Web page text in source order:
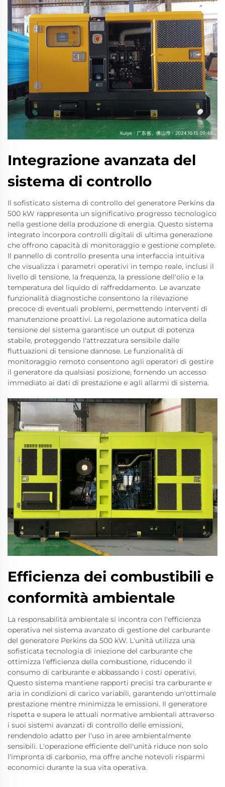
Integrazione avanzata del
sistema di controllo
Il sofisticato sistema di controllo del generatore Perkins da
500 kW rappresenta un significativo progresso tecnologico
nella gestione della produzione di energia. Questo sistema
integrato incorpora controlli digitali di ultima generazione
che offrono capacità di monitoraggio e gestione complete.
Il pannello di controllo presenta una interfaccia intuitiva
che visualizza i parametri operativi in tempo reale, inclusi il
livello di tensione, la frequenza, la pressione dell'olio e la
temperatura del liquido di raffreddamento. Le avanzate
funzionalità diagnostiche consentono la rilevazione
precoce di eventuali problemi, permettendo interventi di
manutenzione proattivi. La regolazione automatica della
tensione del sistema garantisce un output di potenza
stabile, proteggendo l'attrezzatura sensibile dalle
fluttuazioni di tensione dannose. Le funzionalità di
monitoraggio remoto consentono agli operatori di gestire
il generatore da qualsiasi posizione, fornendo un accesso
immediato ai dati di prestazione e agli allarmi di sistema.
Efficienza dei combustibili e
conformità ambientale
La responsabilità ambientale si incontra con l'efficienza
operativa nel sistema avanzato di gestione del carburante
del generatore Perkins da 500 kW. L'unità utilizza una
sofisticata tecnologia di iniezione del carburante che
ottimizza l'efficienza della combustione, riducendo il
consumo di carburante e abbassando i costi operativi.
Questo sistema mantiene rapporti precisi tra carburante e
aria in condizioni di carico variabili, garantendo un'ottimale
prestazione mentre minimizza le emissioni. Il generatore
rispetta e supera le attuali normative ambientali attraverso
i suoi sistemi avanzati di controllo delle emissioni,
rendendolo adatto per l'uso in aree ambientalmente
sensibili. L'operazione efficiente dell'unità riduce non solo
l'impronta di carbonio, ma offre anche notevoli risparmi
economici durante la sua vita operativa.